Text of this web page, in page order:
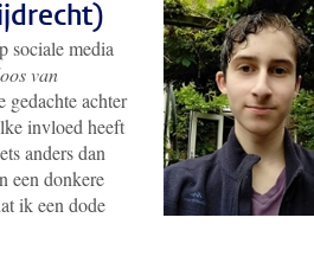
sociale media
van
gedachte achter
invloed heeft
anders dan
een donkere
ik een dode